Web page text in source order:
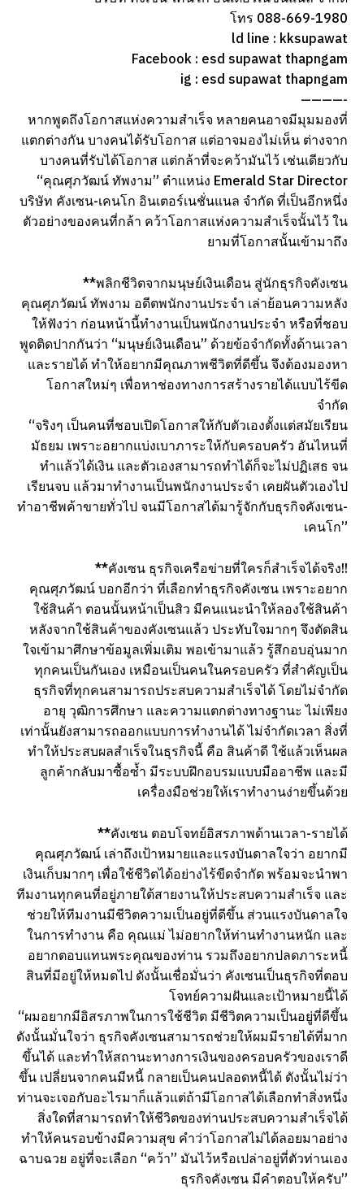
โทร 088-669-1980
ld line : kksupawat
Facebook : esd supawat thapngam
ig : esd supawat thapngam
————-
หากพูดถึงโอกาสแห่งความสำเร็จ หลายคนอาจมีมุมมองที่
แตกต่างกัน บางคนได้รับโอกาส แต่อาจมองไม่เห็น ต่างจาก
บางคนที่รับได้โอกาส แต่กล้าที่จะคว้ามันไว้ เช่นเดียวกับ
“คุณศุภวัฒน์ ทัพงาม” ตำแหน่ง Emerald Star Director
บริษัท คังเซน-เคนโก อินเตอร์เนชั่นแนล จำกัด ที่เป็นอีกหนึ่ง
ตัวอย่างของคนที่กล้า คว้าโอกาสแห่งความสำเร็จนั้นไว้ ใน
ยามที่โอกาสนั้นเข้ามาถึง
**พลิกชีวิตจากมนุษย์เงินเดือน สู่นักธุรกิจคังเซน
คุณศุภวัฒน์ ทัพงาม อดีตพนักงานประจำ เล่าย้อนความหลัง
ให้ฟังว่า ก่อนหน้านี้ทำงานเป็นพนักงานประจำ หรือที่ชอบ
พูดติดปากกันว่า “มนุษย์เงินเดือน” ด้วยข้อจำกัดทั้งด้านเวลา
และรายได้ ทำให้อยากมีคุณภาพชีวิตที่ดีขึ้น จึงต้องมองหา
โอกาสใหม่ๆ เพื่อหาช่องทางการสร้างรายได้แบบไร้ขีด
จำกัด
“จริงๆ เป็นคนที่ชอบเปิดโอกาสให้กับตัวเองตั้งเเต่สมัยเรียน
มัธยม เพราะอยากแบ่งเบาภาระให้กับครอบครัว อันไหนที่
ทำแล้วได้เงิน และตัวเองสามารถทำได้ก็จะไม่ปฏิเสธ จน
เรียนจบ แล้วมาทำงานเป็นพนักงานประจำ เคยผันตัวเองไป
ทำอาชีพค้าขายทั่วไป จนมีโอกาสได้มารู้จักกับธุรกิจคังเซน-
เคนโก”
**คังเซน ธุรกิจเครือข่ายที่ใครก็สำเร็จได้จริง!!
คุณศุภวัฒน์ บอกอีกว่า ที่เลือกทำธุรกิจคังเซน เพราะอยาก
ใช้สินค้า ตอนนั้นหน้าเป็นสิว มีคนแนะนำให้ลองใช้สินค้า
หลังจากใช้สินค้าของคังเซนแล้ว ประทับใจมากๆ จึงตัดสิน
ใจเข้ามาศึกษาข้อมูลเพิ่มเติม พอเข้ามาแล้ว รู้สึกอบอุ่นมาก
ทุกคนเป็นกันเอง เหมือนเป็นคนในครอบครัว ที่สำคัญเป็น
ธุรกิจที่ทุกคนสามารถประสบความสำเร็จได้ โดยไม่จำกัด
อายุ วุฒิการศึกษา และความแตกต่างทางฐานะ ไม่เพียง
เท่านั้นยังสามารถออกแบบการทำงานได้ ไม่จำกัดเวลา สิ่งที่
ทำให้ประสบผลสำเร็จในธุรกิจนี้ คือ สินค้าดี ใช้แล้วเห็นผล
ลูกค้ากลับมาซื้อซ้ำ มีระบบฝึกอบรมแบบมืออาชีพ และมี
เครื่องมือช่วยให้เราทำงานง่ายขึ้นด้วย
**คังเซน ตอบโจทย์อิสรภาพด้านเวลา-รายได้
คุณศุภวัฒน์ เล่าถึงเป้าหมายและแรงบันดาลใจว่า อยากมี
เงินเก็บมากๆ เพื่อใช้ชีวิตได้อย่างไร้ขีดจำกัด พร้อมจะนำพา
ทีมงานทุกคนที่อยู่ภายใต้สายงานให้ประสบความสำเร็จ และ
ช่วยให้ทีมงานมีชีวิตความเป็นอยู่ที่ดีขึ้น ส่วนแรงบันดาลใจ
ในการทำงาน คือ คุณแม่ ไม่อยากให้ท่านทำงานหนัก และ
อยากตอบแทนพระคุณของท่าน รวมถึงอยากปลดภาระหนี้
สินที่มีอยู่ให้หมดไป ดังนั้นเชื่อมั่นว่า คังเซนเป็นธุรกิจที่ตอบ
โจทย์ความฝันและเป้าหมายนี้ได้
“ผมอยากมีอิสรภาพในการใช้ชีวิต มีชีวิตความเป็นอยู่ที่ดีขึ้น
ดังนั้นมั่นใจว่า ธุรกิจคังเซนสามารถช่วยให้ผมมีรายได้ที่มาก
ขึ้นได้ และทำให้สถานะทางการเงินของครอบครัวของเราดี
ขึ้น เปลี่ยนจากคนมีหนี้ กลายเป็นคนปลอดหนี้ได้ ดังนั้นไม่ว่า
ท่านจะเจอกับอะไรมาก็แล้วแต่ถ้ามีโอกาสได้เลือกทำสิ่งหนึ่ง
สิ่งใดที่สามารถทำให้ชีวิตของท่านประสบความสำเร็จได้
ทำให้คนรอบข้างมีความสุข คำว่าโอกาสไม่ได้ลอยมาอย่าง
ฉาบฉวย อยู่ที่จะเลือก “คว้า” มันไว้หรือเปล่าอยู่ที่ตัวท่านเอง
ธุรกิจคังเซน มีคำตอบให้ครับ”